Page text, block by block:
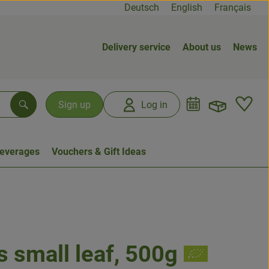
Deutsch English Français
Delivery service About us News
Sign up Log in Open
Search
Vouchers & Gift Ideas
small leaf, 500g